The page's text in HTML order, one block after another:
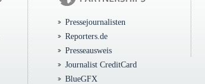
Pressejournalisten
Reporters.de
Presseausweis
Journalist CreditCard
BlueGFX